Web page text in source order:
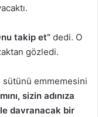
takip et” dedi. O
gözledi.
sütünü emmemesini
sizin adınıza
davranacak bir